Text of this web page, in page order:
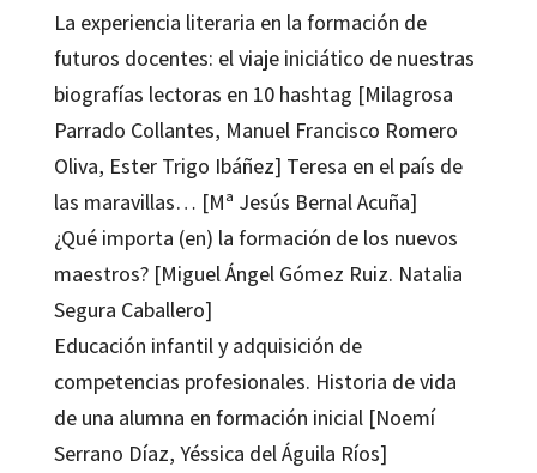
La experiencia literaria en la formación de
futuros docentes: el viaje iniciático de nuestras
biografías lectoras en 10 hashtag [Milagrosa
Parrado Collantes, Manuel Francisco Romero
Oliva, Ester Trigo Ibáñez] Teresa en el país de
las maravillas… [Mª Jesús Bernal Acuña]
¿Qué importa (en) la formación de los nuevos
maestros? [Miguel Ángel Gómez Ruiz. Natalia
Segura Caballero]
Educación infantil y adquisición de
competencias profesionales. Historia de vida
de una alumna en formación inicial [Noemí
Serrano Díaz, Yéssica del Águila Ríos]